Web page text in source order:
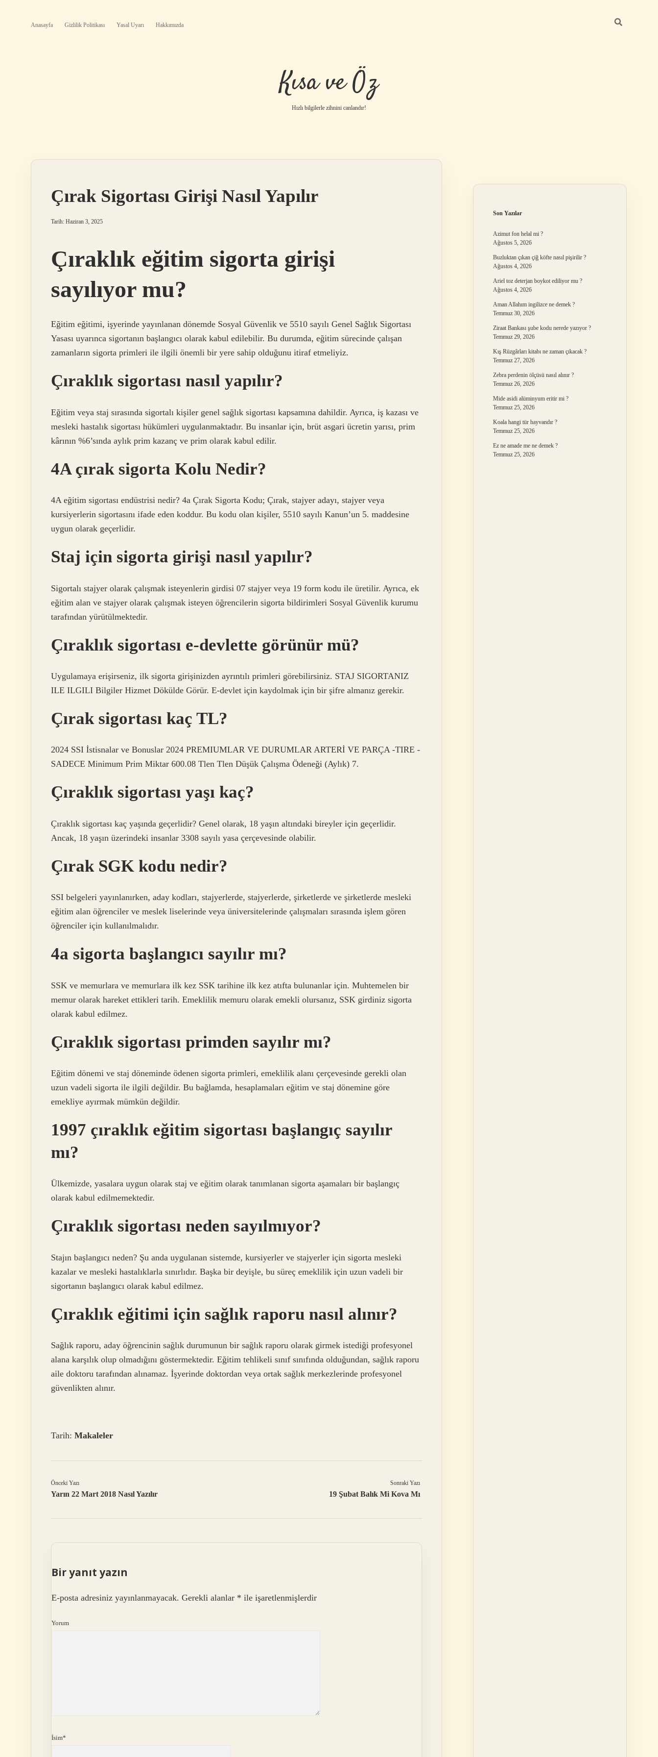
Anasayfa Gizlilik Politikası Yasal Uyarı Hakkımızda
Kısa ve Öz
Hızlı bilgilerle zihnini canlandır!
Çırak Sigortası Girişi Nasıl Yapılır
Tarih: Haziran 3, 2025
Çıraklık eğitim sigorta girişi
sayılıyor mu?
Eğitim eğitimi, işyerinde yayınlanan dönemde Sosyal Güvenlik ve 5510 sayılı Genel Sağlık Sigortası
Yasası uyarınca sigortanın başlangıcı olarak kabul edilebilir. Bu durumda, eğitim sürecinde çalışan
zamanların sigorta primleri ile ilgili önemli bir yere sahip olduğunu itiraf etmeliyiz.
Çıraklık sigortası nasıl yapılır?
Eğitim veya staj sırasında sigortalı kişiler genel sağlık sigortası kapsamına dahildir. Ayrıca, iş kazası ve
mesleki hastalık sigortası hükümleri uygulanmaktadır. Bu insanlar için, brüt asgari ücretin yarısı, prim
kârının %6’sında aylık prim kazanç ve prim olarak kabul edilir.
4A çırak sigorta Kolu Nedir?
4A eğitim sigortası endüstrisi nedir? 4a Çırak Sigorta Kodu; Çırak, stajyer adayı, stajyer veya
kursiyerlerin sigortasını ifade eden koddur. Bu kodu olan kişiler, 5510 sayılı Kanun’un 5. maddesine
uygun olarak geçerlidir.
Staj için sigorta girişi nasıl yapılır?
Sigortalı stajyer olarak çalışmak isteyenlerin girdisi 07 stajyer veya 19 form kodu ile üretilir. Ayrıca, ek
eğitim alan ve stajyer olarak çalışmak isteyen öğrencilerin sigorta bildirimleri Sosyal Güvenlik kurumu
tarafından yürütülmektedir.
Çıraklık sigortası e-devlette görünür mü?
Uygulamaya erişirseniz, ilk sigorta girişinizden ayrıntılı primleri görebilirsiniz. STAJ SIGORTANIZ
ILE ILGILI Bilgiler Hizmet Dökülde Görür. E-devlet için kaydolmak için bir şifre almanız gerekir.
Çırak sigortası kaç TL?
2024 SSI İstisnalar ve Bonuslar 2024 PREMIUMLAR VE DURUMLAR ARTERİ VE PARÇA -TIRE -
SADECE Minimum Prim Miktar 600.08 Tlen Tlen Düşük Çalışma Ödeneği (Aylık) 7.
Çıraklık sigortası yaşı kaç?
Çıraklık sigortası kaç yaşında geçerlidir? Genel olarak, 18 yaşın altındaki bireyler için geçerlidir.
Ancak, 18 yaşın üzerindeki insanlar 3308 sayılı yasa çerçevesinde olabilir.
Çırak SGK kodu nedir?
SSI belgeleri yayınlanırken, aday kodları, stajyerlerde, stajyerlerde, şirketlerde ve şirketlerde mesleki
eğitim alan öğrenciler ve meslek liselerinde veya üniversitelerinde çalışmaları sırasında işlem gören
öğrenciler için kullanılmalıdır.
4a sigorta başlangıcı sayılır mı?
SSK ve memurlara ve memurlara ilk kez SSK tarihine ilk kez atıfta bulunanlar için. Muhtemelen bir
memur olarak hareket ettikleri tarih. Emeklilik memuru olarak emekli olursanız, SSK girdiniz sigorta
olarak kabul edilmez.
Çıraklık sigortası primden sayılır mı?
Eğitim dönemi ve staj döneminde ödenen sigorta primleri, emeklilik alanı çerçevesinde gerekli olan
uzun vadeli sigorta ile ilgili değildir. Bu bağlamda, hesaplamaları eğitim ve staj dönemine göre
emekliye ayırmak mümkün değildir.
1997 çıraklık eğitim sigortası başlangıç sayılır
mı?
Ülkemizde, yasalara uygun olarak staj ve eğitim olarak tanımlanan sigorta aşamaları bir başlangıç ​​
olarak kabul edilmemektedir.
Çıraklık sigortası neden sayılmıyor?
Stajın başlangıcı neden? Şu anda uygulanan sistemde, kursiyerler ve stajyerler için sigorta mesleki
kazalar ve mesleki hastalıklarla sınırlıdır. Başka bir deyişle, bu süreç emeklilik için uzun vadeli bir
sigortanın başlangıcı olarak kabul edilmez.
Çıraklık eğitimi için sağlık raporu nasıl alınır?
Sağlık raporu, aday öğrencinin sağlık durumunun bir sağlık raporu olarak girmek istediği profesyonel
alana karşılık olup olmadığını göstermektedir. Eğitim tehlikeli sınıf sınıfında olduğundan, sağlık raporu
aile doktoru tarafından alınamaz. İşyerinde doktordan veya ortak sağlık merkezlerinde profesyonel
güvenlikten alınır.
Tarih: Makaleler
Önceki Yazı
Yarın 22 Mart 2018 Nasıl Yazılır
Sonraki Yazı
19 Şubat Balık Mi Kova Mı
Bir yanıt yazın
E-posta adresiniz yayınlanmayacak. Gerekli alanlar * ile işaretlenmişlerdir
Yorum
İsim*
Son Yazılar
Azimut fon helal mi ?
Ağustos 5, 2026
Buzluktan çıkan çiğ köfte nasıl pişirilir ?
Ağustos 4, 2026
Ariel toz deterjan boykot ediliyor mu ?
Ağustos 4, 2026
Aman Allahım ingilizce ne demek ?
Temmuz 30, 2026
Ziraat Bankası şube kodu nerede yazıyor ?
Temmuz 29, 2026
Kış Rüzgârları kitabı ne zaman çıkacak ?
Temmuz 27, 2026
Zebra perdenin ölçüsü nasıl alınır ?
Temmuz 26, 2026
Mide asidi alüminyum eritir mi ?
Temmuz 25, 2026
Koala hangi tür hayvandır ?
Temmuz 25, 2026
Ez ne amade me ne demek ?
Temmuz 25, 2026